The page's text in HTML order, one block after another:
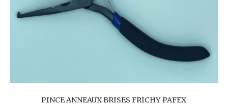
PINCE ANNEAUX BRISES FRICHY PAFEX